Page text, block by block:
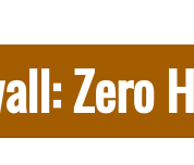
Zero